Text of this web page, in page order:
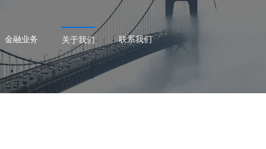
金融业务 关于我们 联系我们